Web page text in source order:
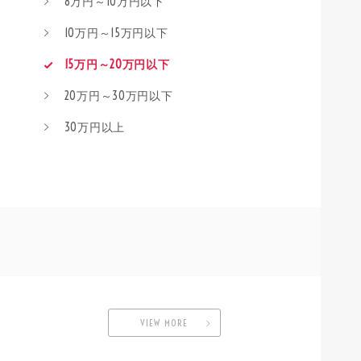
10万円～15万円以下
15万円～20万円以下
20万円～30万円以下
30万円以上
VIEW MORE